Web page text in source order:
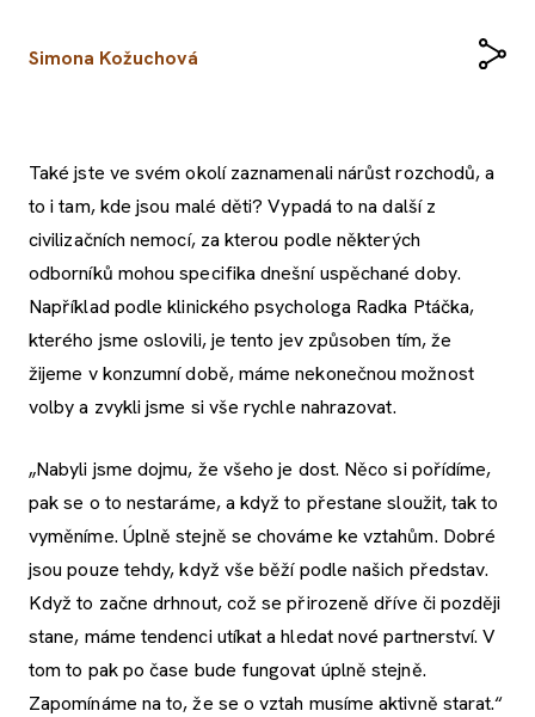
Simona Kožuchová
Také jste ve svém okolí zaznamenali nárůst rozchodů, a
to i tam, kde jsou malé děti? Vypadá to na další z
civilizačních nemocí, za kterou podle některých
odborníků mohou specifika dnešní uspěchané doby.
Například podle klinického psychologa Radka Ptáčka,
kterého jsme oslovili, je tento jev způsoben tím, že
žijeme v konzumní době, máme nekonečnou možnost
volby a zvykli jsme si vše rychle nahrazovat.
„Nabyli jsme dojmu, že všeho je dost. Něco si pořídíme,
pak se o to nestaráme, a když to přestane sloužit, tak to
vyměníme. Úplně stejně se chováme ke vztahům. Dobré
jsou pouze tehdy, když vše běží podle našich představ.
Když to začne drhnout, což se přirozeně dříve či později
stane, máme tendenci utíkat a hledat nové partnerství. V
tom to pak po čase bude fungovat úplně stejně.
Zapomínáme na to, že se o vztah musíme aktivně starat.“